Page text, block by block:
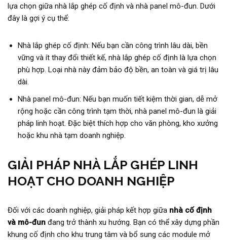
lựa chọn giữa nhà lắp ghép cố định và nhà panel mô-đun. Dưới
đây là gợi ý cụ thể:
Nhà lắp ghép cố định: Nếu bạn cần công trình lâu dài, bền
vững và ít thay đổi thiết kế, nhà lắp ghép cố định là lựa chọn
phù hợp. Loại nhà này đảm bảo độ bền, an toàn và giá trị lâu
dài.
Nhà panel mô-đun: Nếu bạn muốn tiết kiệm thời gian, dễ mở
rộng hoặc cần công trình tạm thời, nhà panel mô-đun là giải
pháp linh hoạt. Đặc biệt thích hợp cho văn phòng, kho xưởng
hoặc khu nhà tạm doanh nghiệp.
GIẢI PHÁP NHÀ LẮP GHÉP LINH
HOẠT CHO DOANH NGHIỆP
Đối với các doanh nghiệp, giải pháp kết hợp giữa nhà cố định
và mô-đun đang trở thành xu hướng. Bạn có thể xây dựng phần
khung cố định cho khu trung tâm và bổ sung các module mở